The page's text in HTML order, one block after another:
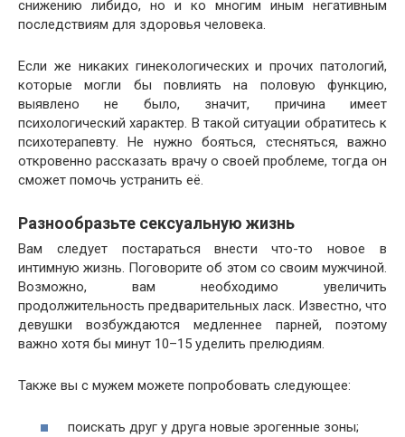
снижению либидо, но и ко многим иным негативным
последствиям для здоровья человека.
Если же никаких гинекологических и прочих патологий,
которые могли бы повлиять на половую функцию,
выявлено не было, значит, причина имеет
психологический характер. В такой ситуации обратитесь к
психотерапевту. Не нужно бояться, стесняться, важно
откровенно рассказать врачу о своей проблеме, тогда он
сможет помочь устранить её.
Разнообразьте сексуальную жизнь
Вам следует постараться внести что-то новое в
интимную жизнь. Поговорите об этом со своим мужчиной.
Возможно, вам необходимо увеличить
продолжительность предварительных ласк. Известно, что
девушки возбуждаются медленнее парней, поэтому
важно хотя бы минут 10–15 уделить прелюдиям.
Также вы с мужем можете попробовать следующее:
поискать друг у друга новые эрогенные зоны;